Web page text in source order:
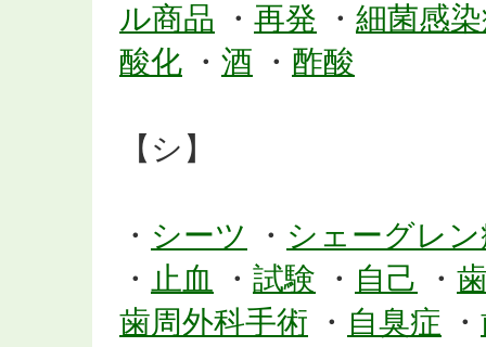
ル商品 ・ 再発 ・ 細菌感
酸化 ・ 酒 ・ 酢酸
【シ】
・ シーツ ・ シェーグレ
・ 止血 ・ 試験 ・ 自己 ・
歯周外科手術 ・ 自臭症 ・